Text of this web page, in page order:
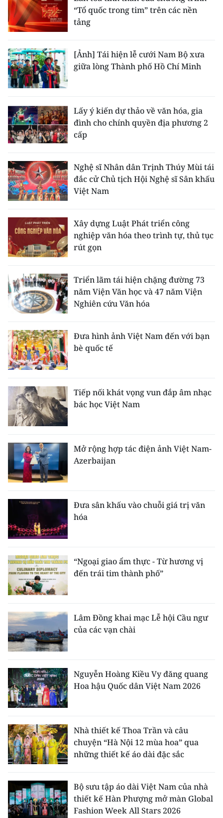
“Tổ quốc trong tim” trên các nền
tảng
[Ảnh] Tái hiện lễ cưới Nam Bộ xưa
giữa lòng Thành phố Hồ Chí Minh
Lấy ý kiến dự thảo về văn hóa, gia
đình cho chính quyền địa phương 2
cấp
Nghệ sĩ Nhân dân Trịnh Thúy Mùi tái
đắc cử Chủ tịch Hội Nghệ sĩ Sân khấu
Việt Nam
Xây dựng Luật Phát triển công
nghiệp văn hóa theo trình tự, thủ tục
rút gọn
Triển lãm tái hiện chặng đường 73
năm Viện Văn học và 47 năm Viện
Nghiên cứu Văn hóa
Đưa hình ảnh Việt Nam đến với bạn
bè quốc tế
Tiếp nối khát vọng vun đắp âm nhạc
bác học Việt Nam
Mở rộng hợp tác điện ảnh Việt Nam-
Azerbaijan
Đưa sân khấu vào chuỗi giá trị văn
hóa
“Ngoại giao ẩm thực - Từ hương vị
đến trái tim thành phố”
Lâm Đồng khai mạc Lễ hội Cầu ngư
của các vạn chài
Nguyễn Hoàng Kiều Vy đăng quang
Hoa hậu Quốc dân Việt Nam 2026
Nhà thiết kế Thoa Trần và câu
chuyện “Hà Nội 12 mùa hoa” qua
những thiết kế áo dài đặc sắc
Bộ sưu tập áo dài Việt Nam của nhà
thiết kế Hàn Phượng mở màn Global
Fashion Week All Stars 2026